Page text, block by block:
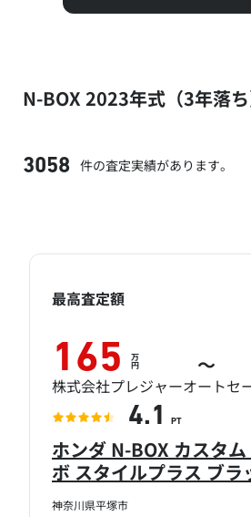
N-BOX 2023年式（3年落
3058 件の査定実績があります。
神奈川県平塚市
ホンダ N-BOX カスタ
ボ スタイルプラス ブラ
最高査定額
165 万
円 ～
株式会社プレジャーオートセ
4.1 PT